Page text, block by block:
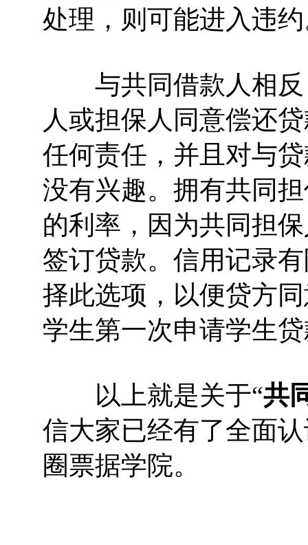
处理，则可能进入违
与共同借款人相反
人或担保人同意偿还
任何责任，并且对与
没有兴趣。拥有共同
的利率，因为共同担
签订贷款。信用记录
择此选项，以便贷方
学生第一次申请学生
以上就是关于“共
信大家已经有了全面
圈票据学院。